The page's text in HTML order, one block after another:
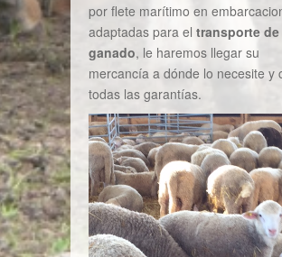
por flete marítimo en
adaptadas para el transporte de
ganado, le haremos llegar su
mercancía a dónde lo necesite y
todas las garantías.